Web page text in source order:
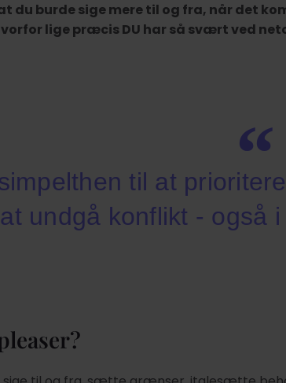
du burde sige mere til og fra, når det
lige præcis DU har så svært ved
til at
undgå konflikt - også